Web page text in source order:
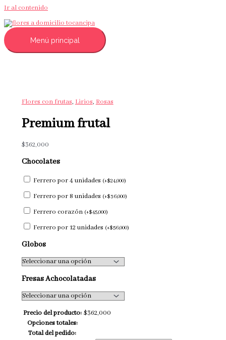
Ir al contenido
Menú principal
Flores con frutas,Lirios,Rosas
Premium frutal
$362,000
Chocolates
Ferrero por 4 unidades (+$24,000)
Ferrero por 8 unidades (+$36,000)
Ferrero corazón (+$45,000)
Ferrero por 12 unidades (+$56,000)
Globos
Fresas Achocolatadas
Precio del producto: $362,000
Opciones totales:
Total del pedido: